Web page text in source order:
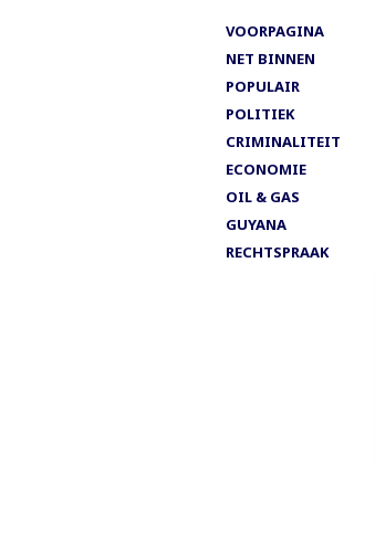
VOORPAGINA
NET BINNEN
POPULAIR
POLITIEK
CRIMINALITEIT
ECONOMIE
OIL & GAS
GUYANA
RECHTSPRAAK